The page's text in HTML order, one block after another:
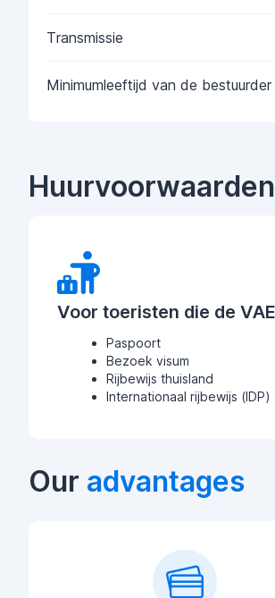
Transmissie
Minimumleeftijd van de bestuurder
Huurvoorwaarden
Voor toeristen die de
Paspoort
Bezoek visum
Rijbewijs thuisland
Internationaal rijbewijs (IDP)
Our advantages